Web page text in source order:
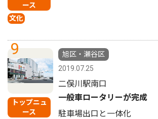
ース
文化
9
トップニュ
ース
旭区・瀬谷区
2019.07.25
二俣川駅南口
一般車ロータリーが完成
駐車場出口と一体化